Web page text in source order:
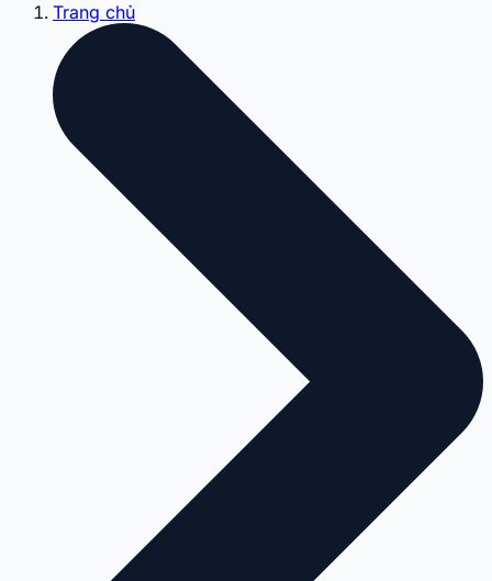
Trang chủ